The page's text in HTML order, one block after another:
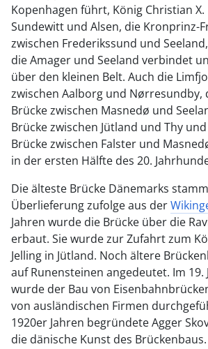
Kopenhagen führt, König Christian X.
Sundewitt und Alsen, die Kronprinz-
zwischen Frederikssund und
die Amager und Seeland verbindet
über den kleinen Belt. Auch die
zwischen Aalborg und Nørresundby,
Brücke zwischen Masnedø und
Brücke zwischen Jütland und Thy
Brücke zwischen Falster und
in der ersten Hälfte des 20.
Die älteste Brücke Dänemarks
Überlieferung zufolge aus der
Jahren wurde die Brücke über die
erbaut. Sie wurde zur Zufahrt zum
Jelling in Jütland. Noch ältere
auf Runensteinen angedeutet. Im
wurde der Bau von
von ausländischen Firmen
1920er Jahren begründete Agger
die dänische Kunst des Brückenbaus.